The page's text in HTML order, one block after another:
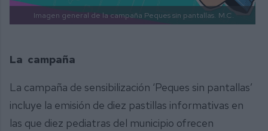
Imagen general de la campaña Peques sin pantallas. M.C.
La campaña
La campaña de sensibilización ‘Peques sin pantallas’
incluye la emisión de diez pastillas informativas en
las que diez pediatras del municipio ofrecen